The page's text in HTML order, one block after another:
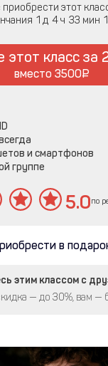
этот
1 4 33
этот класс за
вместо 3500
и смартфонов
группе
5.0по
в
этим классом с
— до 30%, вам —